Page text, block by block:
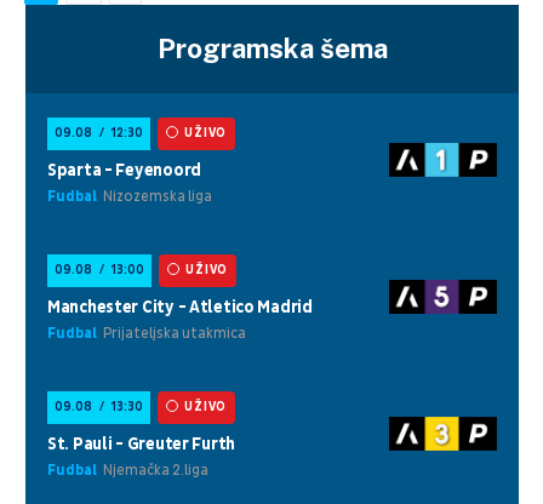
Programska šema